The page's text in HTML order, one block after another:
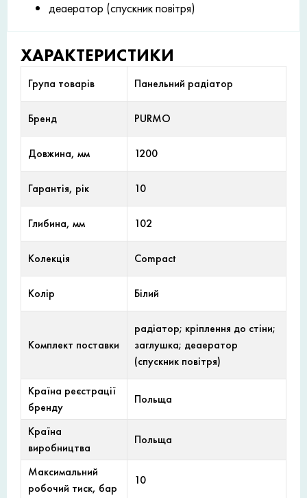
деаератор (спускник повітря)
ХАРАКТЕРИСТИКИ
Група товарів Панельний радіатор
Бренд PURMO
Довжина, мм 1200
Гарантія, рік 10
Глибина, мм 102
Колекція Compact
Колір Білий
Комплект поставки
радіатор; кріплення до стіни;
заглушка; деаератор
(спускник повітря)
Країна реєстрації
бренду
Польща
Країна
виробництва
Польща
Максимальний
робочий тиск, бар
10